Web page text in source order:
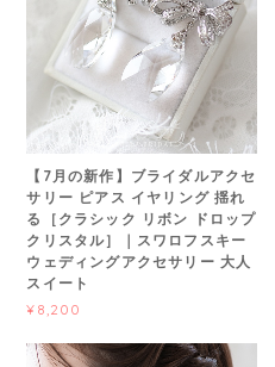
【7月の新作】ブライダルアクセ
サリー ピアス イヤリング 揺れ
る［クラシック リボン ドロップ
クリスタル］｜スワロフスキー
ウェディングアクセサリー 大人
スイート
¥8,200